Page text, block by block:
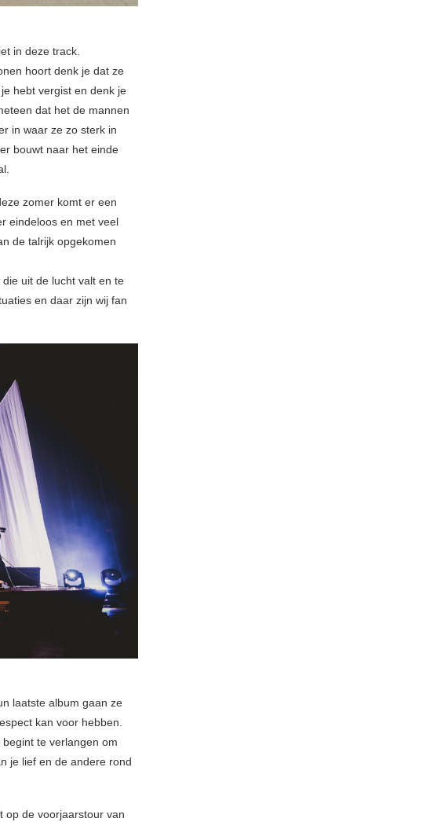
in deze track.
hoort denk je dat ze
hebt vergist en denk je
dat het de mannen
in waar ze zo sterk in
bouwt naar het einde
zomer komt er een
eindeloos en met veel
de talrijk opgekomen
uit de lucht valt en te
en daar zijn wij fan
laatste album gaan ze
kan voor hebben.
te verlangen om
je lief en de andere rond
op de voorjaarstour van